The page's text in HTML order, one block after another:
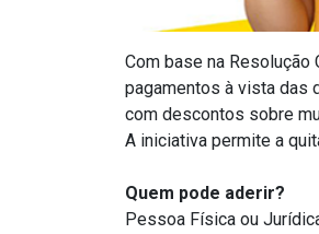
Com base na Resolução
pagamentos à vista das
com descontos sobre
A iniciativa permite a
Quem pode aderir?
Pessoa Física ou